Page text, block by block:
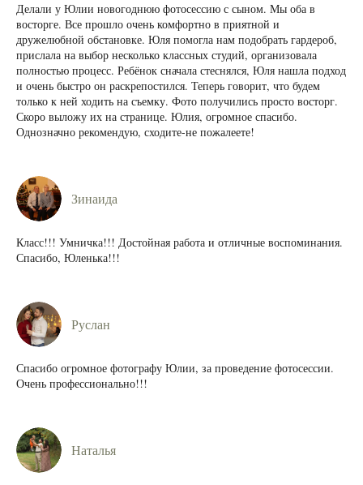
Делали у Юлии новогоднюю фотосессию с сыном. Мы оба в
восторге. Все прошло очень комфортно в приятной и
дружелюбной обстановке. Юля помогла нам подобрать гардероб,
прислала на выбор несколько классных студий, организовала
полностью процесс. Ребёнок сначала стеснялся, Юля нашла подход
и очень быстро он раскрепостился. Теперь говорит, что будем
только к ней ходить на съемку. Фото получились просто восторг.
Скоро выложу их на странице. Юлия, огромное спасибо.
Однозначно рекомендую, сходите-не пожалеете!
Зинаида
Класс!!! Умничка!!! Достойная работа и отличные воспоминания.
Спасибо, Юленька!!!
Руслан
Спасибо огромное фотографу Юлии, за проведение фотосессии.
Очень профессионально!!!
Наталья